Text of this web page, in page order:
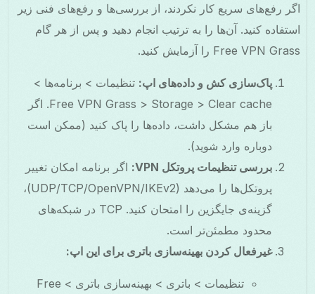
اگر رفع‌های سریع کار نکردند، از بررسی‌ها و رفع‌های فنی زیر
استفاده کنید. آن‌ها را به ترتیب انجام دهید و پس از هر گام
Free VPN Grass را آزمایش کنید.
پاک‌سازی کش و داده‌های اپ: تنظیمات > برنامه‌ها >
Free VPN Grass > Storage > Clear cache. اگر
باز هم مشکل داشت، داده‌ها را پاک کنید (ممکن است
دوباره وارد شوید).
بررسی تنظیمات پروتکل VPN:
اگر برنامه امکان تغییر
پروتکل‌ها را می‌دهد (UDP/TCP/OpenVPN/IKEv2)،
گزینه‌ی جایگزین را امتحان کنید. TCP در شبکه‌های
محدود مطمئن‌تر است.
غیرفعال کردن بهینه‌سازی باتری برای این اپ:
تنظیمات > باتری > بهینه‌سازی باتری > Free